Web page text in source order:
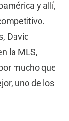
y allí,
David
la MLS,
mucho que
uno de los